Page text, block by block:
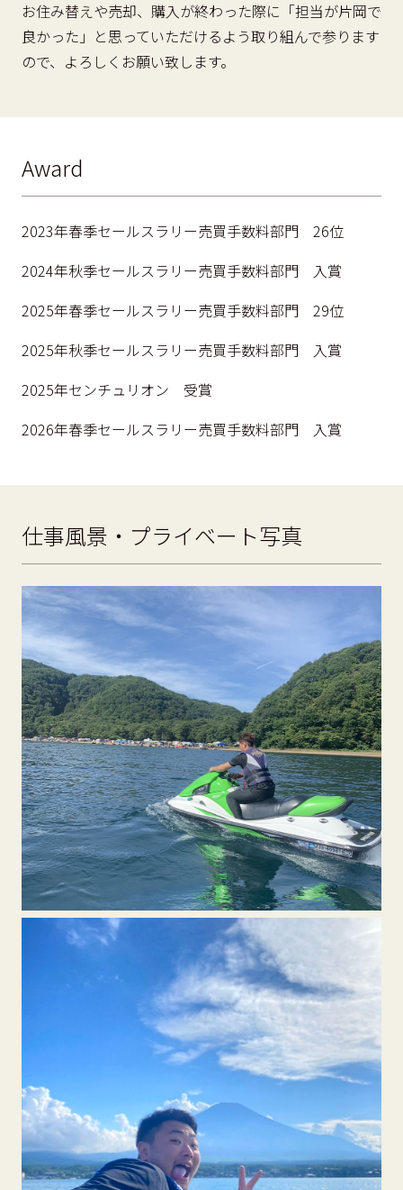
お住み替えや売却、購入が終わった際に「担当が片岡で
良かった」と思っていただけるよう取り組んで参ります
ので、よろしくお願い致します。
Award
2023年春季セールスラリー売買手数料部門 26位
2024年秋季セールスラリー売買手数料部門 入賞
2025年春季セールスラリー売買手数料部門 29位
2025年秋季セールスラリー売買手数料部門 入賞
2025年センチュリオン 受賞
2026年春季セールスラリー売買手数料部門 入賞
仕事風景・プライベート写真